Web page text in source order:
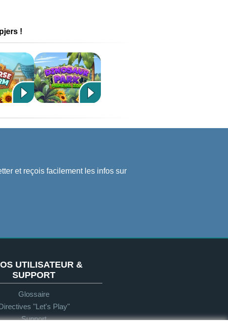
!
et reçois facilement les infos sur
UTILISATEUR &
SUPPORT
Glossaire
"Let's Play"
Support